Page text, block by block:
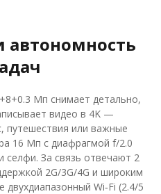
автономность
Мп снимает детально,
видео в 4K —
путешествия или важные
16 Мп с диафрагмой f/2.0
селфи. За связь отвечают 2
2G/3G/4G и широким
Wi‑Fi (2.4/5